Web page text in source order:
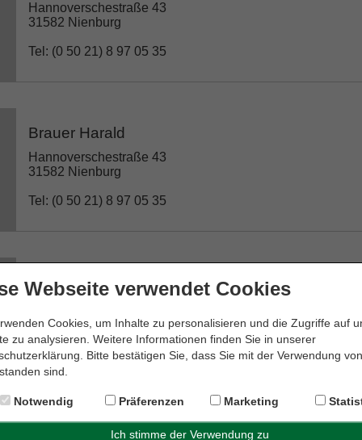
Webseite verwendet Cookies
Cookies, um Inhalte zu personalisieren und die Zugriffe auf
zu analysieren. Weitere Informationen finden Sie in unserer
Bitte bestätigen Sie, dass Sie mit der Verwendung
sind.
Notwendig Präferenzen Marketing
Hannoverschestraße 43
31582 Nienburg
Tel: (0 50 21) 8 97 05 35
Brauer Harald
Hannoverschestraße 43
31582 Nienburg
Tel: (0 50 21) 8 97 05 35
Callies Martin
31582 Nienburg
Tel: (0 50 21) 1 23 94
Dr. Edda Meyer-Krapp Rechtsanwältin